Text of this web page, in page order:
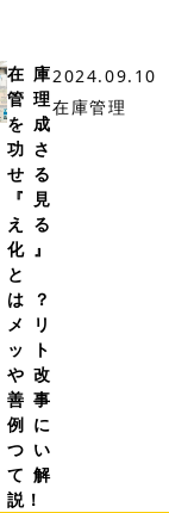
在庫
管理
を成
功さ
せる
『見
える
化』
と
は？
メリ
ット
や改
善事
例に
つい
て解
説！
2024.09.10
在庫管理